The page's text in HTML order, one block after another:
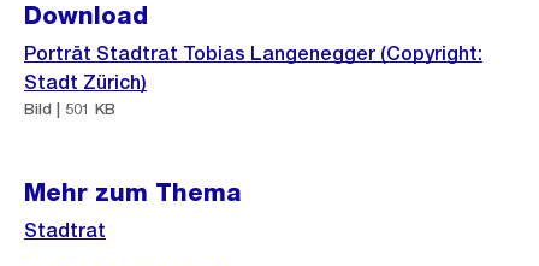
Download
Porträt Stadtrat Tobias Langenegger (Copyright:
Stadt Zürich)
Bild | 501 KB
Mehr zum Thema
Stadtrat